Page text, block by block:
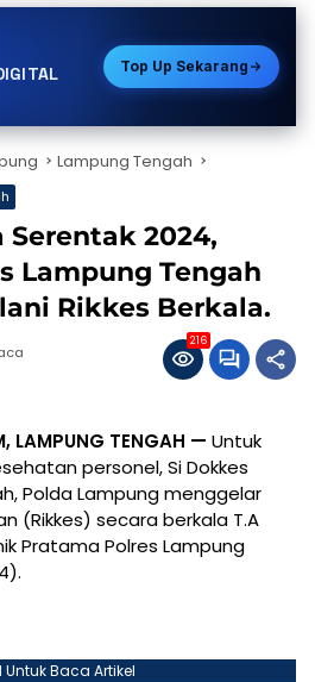
Top Up Sekarang
Lampung Tengah
2024,
Lampung Tengah
Rikkes Berkala.
216
LAMPUNG TENGAH — Untuk
personel, Si Dokkes
Polda Lampung menggelar
(Rikkes) secara berkala T.A
Pratama Polres Lampung
Untuk Baca Artikel